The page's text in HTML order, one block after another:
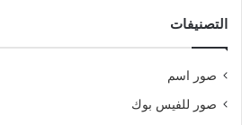
التصنيفات
صور اسم
صور للفيس بوك